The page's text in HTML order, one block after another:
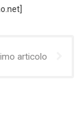
articolo